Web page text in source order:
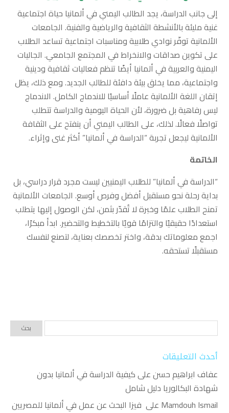
إلى جانب الدراسة، يجد الطالب اليمني في ألمانيا حياة اجتماعية
غنية مليئة بالأنشطة الثقافية والرياضية والفنية. الجامعات
الألمانية توفّر نوادي طلابية ومناسبات اجتماعية تساعد الطلاب
على تكوين صداقات والانخراط في المجتمع الجامعي. الجاليات
اليمنية والعربية في ألمانيا أيضًا تنظم فعاليات ثقافية ودينية
واجتماعية، مما يخلق بيئة دافئة للطالب الجديد. ومع ذلك، يظل
إتقان اللغة الألمانية عاملًا أساسيًا للاندماج الكامل. الاندماج
ليس رفاهية بل ضرورة، لأن الحياة اليومية والدراسة تتطلب
تواصلًا فعالًا. لذلك، على الطالب اليمني أن ينفتح على الثقافة
الألمانية ليجعل تجربة “الدراسة في ألمانيا” أكثر غنى وإثراء.
الخاتمة
“الدراسة في ألمانيا” للطلاب اليمنيين ليست مجرد قرار دراسي، بل
بداية رحلة نحو مستقبل أفضل وفرص أوسع. الجامعات الألمانية
تمنح الطلاب علمًا وخبرة لا تُقدّر بثمن، لكن الوصول إليها يتطلب
استعدادًا حقيقيًا والتزامًا قويًا بالتخطيط والتحضير. ابدأ مبكرًا،
اجمع معلوماتك بدقة، واختر تخصصك بعناية، لتصنع لنفسك
مستقبلًا تستحقه.
أحدث التعليقات
عفاف ابراهيم حسنعلىكيفية الدراسة في ألمانيا بدون
شهادة البكالوريا دليل شامل
Mamdouh Ismail على فيزا البحث عن عمل في ألمانيا للمصريين